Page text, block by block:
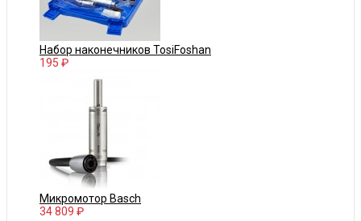
Набор наконечников TosiFoshan
195 ₽
Микромотор Basch
34 809 ₽